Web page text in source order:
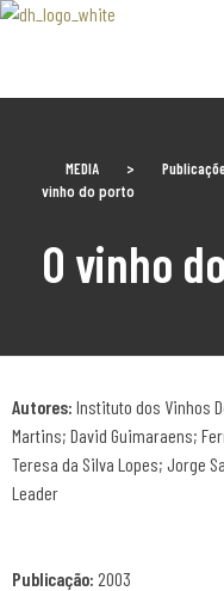
MEDIA >
vinho do porto
O vinho
Autores: Instituto dos Vinhos
Martins; David Guimaraens;
Teresa da Silva Lopes; Jorge
Leader
Publicação: 2003